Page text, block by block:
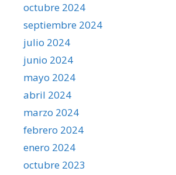
octubre 2024
septiembre 2024
julio 2024
junio 2024
mayo 2024
abril 2024
marzo 2024
febrero 2024
enero 2024
octubre 2023